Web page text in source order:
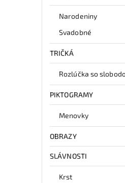
Narodeniny
Svadobné
TRIČKÁ
Rozlúčka so
PIKTOGRAMY
Menovky
OBRAZY
SLÁVNOSTI
Krst